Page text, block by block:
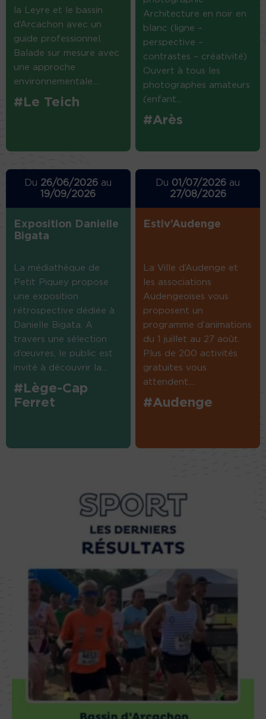
la Leyre et le bassin
d’Arcachon avec un
guide professionnel.
Balade sur mesure avec
une approche
environnementale....
#Le Teich
Architecture en noir en
blanc (ligne –
perspective –
contrastes – créativité)
Ouvert à tous les
photographes amateurs
(enfant...
#Arès
Du 26/06/2026 au
19/09/2026
Exposition Danielle
Bigata
La médiathèque de
Petit Piquey propose
une exposition
rétrospective dédiée à
Danielle Bigata. A
travers une sélection
d’œuvres, le public est
invité à découvrir la...
#Lège-Cap
Ferret
Du 01/07/2026 au
27/08/2026
Estiv’Audenge
La Ville d’Audenge et
les associations
Audengeoises vous
proposent un
programme d’animations
du 1 juillet au 27 août.
Plus de 200 activités
gratuites vous
attendent....
#Audenge